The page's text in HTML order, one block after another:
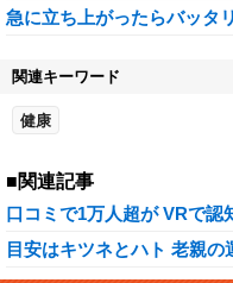
急に立ち上がったらバッタ
関連キーワード
健康
■関連記事
口コミで1万人超が VRで認
目安はキツネとハト 老親